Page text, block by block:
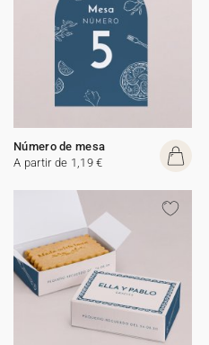
Número de mesa
A partir de 1,19 €